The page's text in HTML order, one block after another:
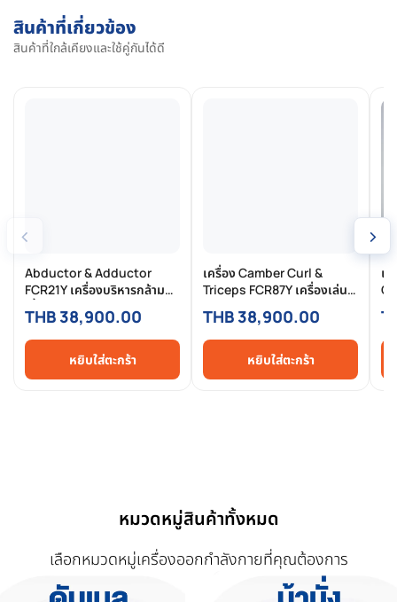
สินค้าที่เกี่ยวข้อง
สินค้าที่ใกล้เคียงและใช้คู่กันได้ดี
‹
Abductor & Adductor
FCR21Y เครื่องบริหารกล้าม
เนื้อสะโพกด้านใน–ด้านนอก
ระดับ Commercial สำหรับ
ฟิตเนสมืออาชีพ
THB 38,900.00
หยิบใส่ตะกร้า
เครื่อง Camber Curl &
Triceps FCR87Y เครื่องเล่น
แขน 2 in 1 Biceps & Triceps
Commercial Grade สำหรับ
ฟิตเนส
THB 38,900.00
หยิบใส่ตะกร้า
เ
›
หมวดหมู่สินค้าทั้งหมด
เลือกหมวดหมู่เครื่องออกกำลังกายที่คุณต้องการ